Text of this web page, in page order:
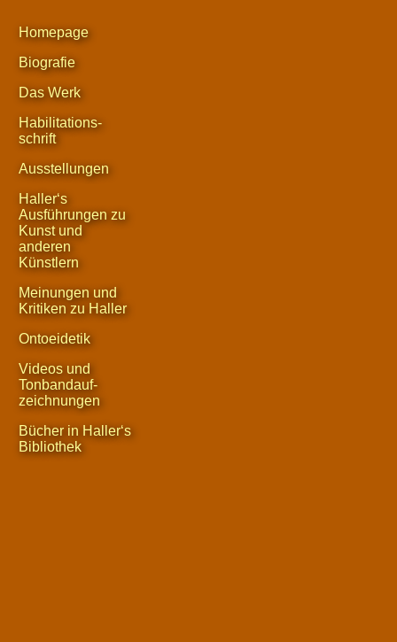
Homepage
Biografie
Das Werk
Habilitations-
schrift
Ausstellungen
Haller‘s
Ausführungen zu
Kunst und
anderen
Künstlern
Meinungen und
Kritiken zu Haller
Ontoeidetik
Videos und
Tonbandauf-
zeichnungen
Bücher in Haller‘s
Bibliothek